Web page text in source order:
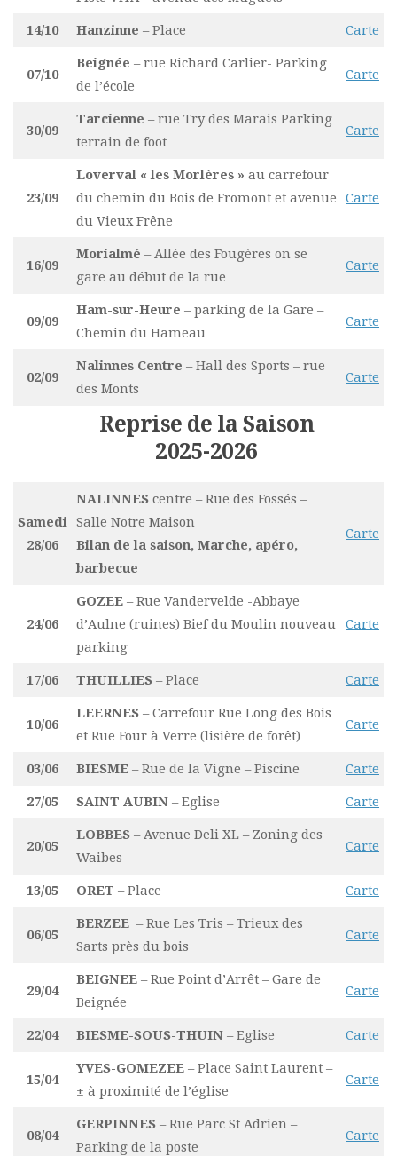
14/10 Hanzinne – Place Carte
07/10
Beignée – rue Richard Carlier- Parking
de l’école
Carte
30/09
Tarcienne – rue Try des Marais Parking
terrain de foot
Carte
23/09
Loverval « les Morlères » au carrefour
du chemin du Bois de Fromont et avenue
du Vieux Frêne
Carte
16/09
Morialmé – Allée des Fougères on se
gare au début de la rue
Carte
09/09
Ham-sur-Heure – parking de la Gare –
Chemin du Hameau
Carte
02/09
Nalinnes Centre – Hall des Sports – rue
des Monts
Carte
Reprise de la Saison
2025-2026
Samedi
28/06
NALINNES centre – Rue des Fossés –
Salle Notre Maison
Bilan de la saison, Marche, apéro,
barbecue
Carte
24/06
GOZEE – Rue Vandervelde -Abbaye
d’Aulne (ruines) Bief du Moulin nouveau
parking
Carte
17/06 THUILLIES – Place Carte
10/06
LEERNES – Carrefour Rue Long des Bois
et Rue Four à Verre (lisière de forêt)
Carte
03/06 BIESME – Rue de la Vigne – Piscine Carte
27/05 SAINT AUBIN – Eglise Carte
20/05
LOBBES – Avenue Deli XL – Zoning des
Waibes
Carte
13/05 ORET – Place Carte
06/05
BERZEE – Rue Les Tris – Trieux des
Sarts près du bois
Carte
29/04
BEIGNEE – Rue Point d’Arrêt – Gare de
Beignée
Carte
22/04 BIESME-SOUS-THUIN – Eglise Carte
15/04
YVES-GOMEZEE – Place Saint Laurent –
± à proximité de l’église
Carte
08/04
GERPINNES – Rue Parc St Adrien –
Parking de la poste
Carte